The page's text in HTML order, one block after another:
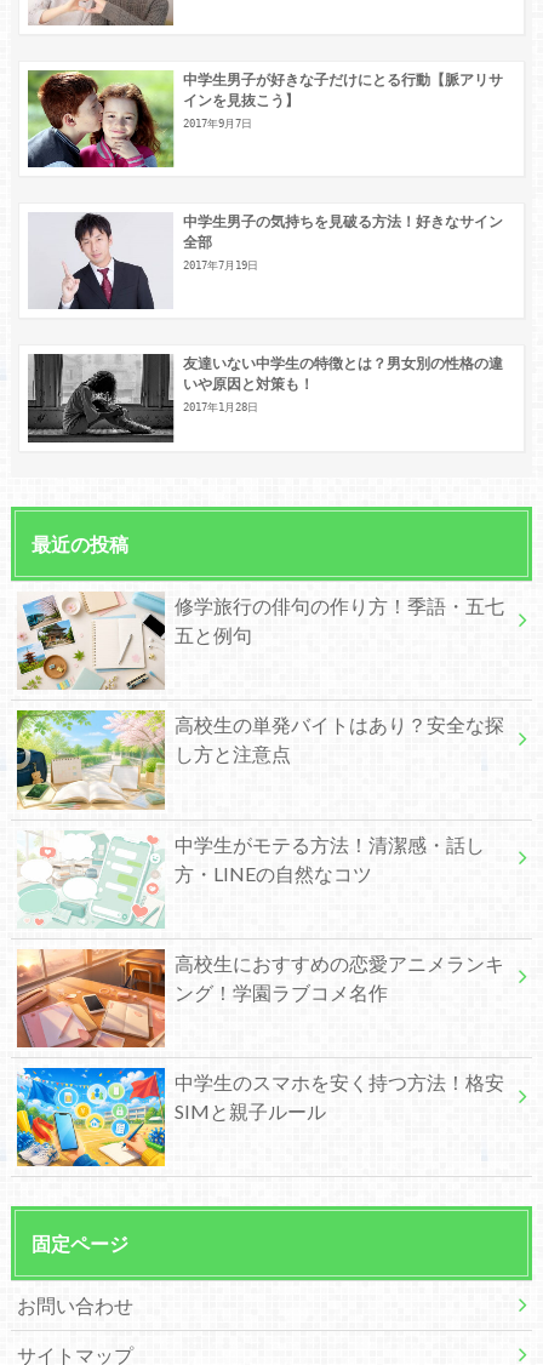
中学生男子が好きな子だけにとる行動【脈アリサ
インを見抜こう】
2017年9月7日
中学生男子の気持ちを見破る方法！好きなサイン
全部
2017年7月19日
友達いない中学生の特徴とは？男女別の性格の違
いや原因と対策も！
2017年1月28日
最近の投稿
修学旅行の俳句の作り方！季語・五七
五と例句
高校生の単発バイトはあり？安全な探
し方と注意点
中学生がモテる方法！清潔感・話し
方・LINEの自然なコツ
高校生におすすめの恋愛アニメランキ
ング！学園ラブコメ名作
中学生のスマホを安く持つ方法！格安
SIMと親子ルール
固定ページ
お問い合わせ
サイトマップ